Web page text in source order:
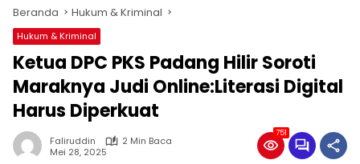
Beranda Hukum & Kriminal
Hukum & Kriminal
Ketua DPC PKS Padang Hilir Soroti
Maraknya Judi Online:Literasi Digital
Harus Diperkuat
Faliruddin
2 Min Baca
Mei 28, 2025
751